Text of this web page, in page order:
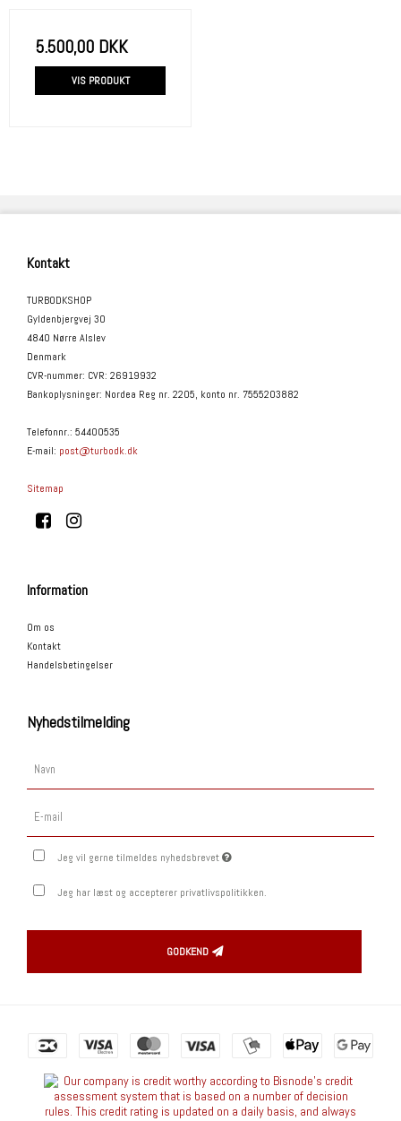
5.500,00 DKK
VIS PRODUKT
Kontakt
TURBODKSHOP
Gyldenbjergvej 30
4840 Nørre Alslev
Denmark
CVR-nummer: CVR: 26919932
Bankoplysninger: Nordea Reg nr. 2205, konto nr. 7555203882
Telefonnr.: 54400535
E-mail: post@turbodk.dk
Sitemap
Information
Om os
Kontakt
Handelsbetingelser
Nyhedstilmelding
Jeg vil gerne tilmeldes nyhedsbrevet
Jeg har læst og accepterer privatlivspolitikken.
GODKEND